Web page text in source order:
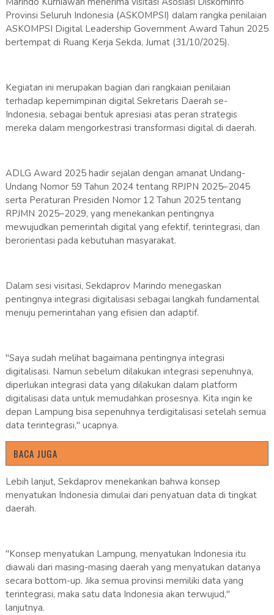
Provinsi Seluruh Indonesia (ASKOMPSI) dalam rangka penilaian
ASKOMPSI Digital Leadership Government Award Tahun 2025
bertempat di Ruang Kerja Sekda, Jumat (31/10/2025).
Kegiatan ini merupakan bagian dari rangkaian penilaian
terhadap kepemimpinan digital Sekretaris Daerah se-
Indonesia, sebagai bentuk apresiasi atas peran strategis
mereka dalam mengorkestrasi transformasi digital di daerah.
ADLG Award 2025 hadir sejalan dengan amanat Undang-
Undang Nomor 59 Tahun 2024 tentang RPJPN 2025–2045
serta Peraturan Presiden Nomor 12 Tahun 2025 tentang
RPJMN 2025–2029, yang menekankan pentingnya
mewujudkan pemerintah digital yang efektif, terintegrasi, dan
berorientasi pada kebutuhan masyarakat.
Dalam sesi visitasi, Sekdaprov Marindo menegaskan
pentingnya integrasi digitalisasi sebagai langkah fundamental
menuju pemerintahan yang efisien dan adaptif.
"Saya sudah melihat bagaimana pentingnya integrasi
digitalisasi. Namun sebelum dilakukan integrasi sepenuhnya,
diperlukan integrasi data yang dilakukan dalam platform
digitalisasi data untuk memudahkan prosesnya. Kita ingin ke
depan Lampung bisa sepenuhnya terdigitalisasi setelah semua
data terintegrasi," ucapnya.
BACA JUGA
Lebih lanjut, Sekdaprov menekankan bahwa konsep
menyatukan Indonesia dimulai dari penyatuan data di tingkat
daerah.
"Konsep menyatukan Lampung, menyatukan Indonesia itu
diawali dari masing-masing daerah yang menyatukan datanya
secara bottom-up. Jika semua provinsi memiliki data yang
terintegrasi, maka satu data Indonesia akan terwujud,"
lanjutnya.